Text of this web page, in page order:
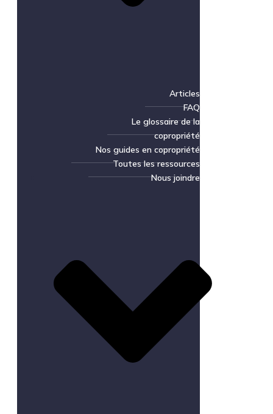
Articles
FAQ
Le glossaire de la
copropriété
Nos guides en copropriété
Toutes les ressources
Nous joindre